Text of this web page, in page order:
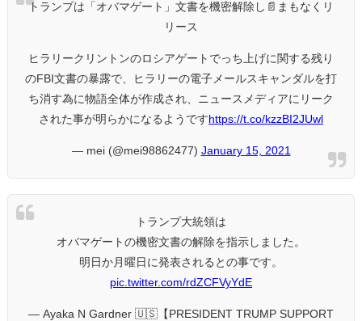
トランプは「オバマゲート」文書を機密解除し📄まもなくリ
リース
ヒラリークリントンのロシアゲートでっち上げに関する残り
のFBI文書の暴露で、ヒラリーの電子メールスキャンダルを打
ち消す為に物語全体が作成され、ニュースメディアにリーク
された事が明らかになるようです https://t.co/kzzBI2JUwl
— mei (@mei98862477) January 15, 2021
トランプ大統領は
オバマゲートの機密文書の解除を指示しました。
明日か月曜日に発表されるとの事です。
pic.twitter.com/rdZCFVyYdE
— Ayaka N Gardner 🇺🇸【PRESIDENT TRUMP SUPPORT